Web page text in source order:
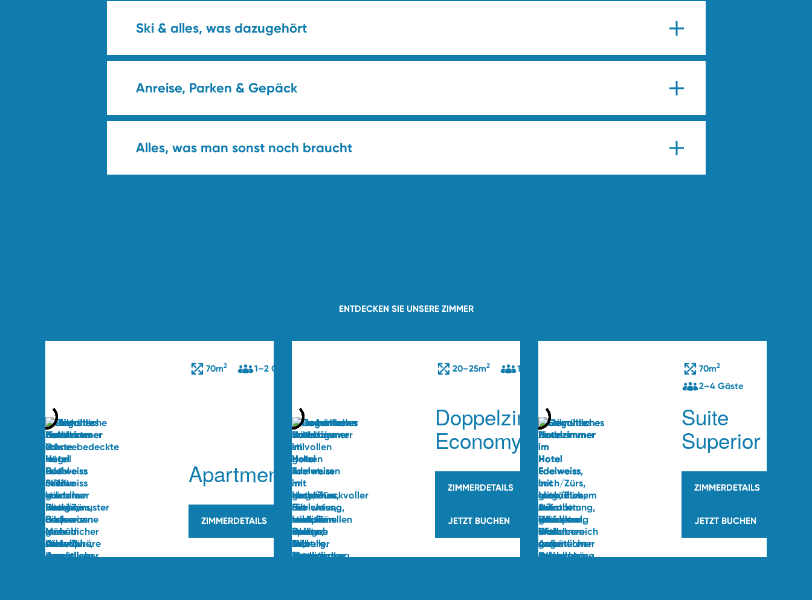
Ski & alles, was dazugehört
Anreise, Parken & Gepäck
Alles, was man sonst noch braucht
ENTDECKEN SIE UNSERE ZIMMER
70m2 1–2 Gäste
Apartment47
ZIMMERDETAILS
20–25m2 1–2 Gäste
Doppelzimmer
Economy
ZIMMERDETAILS
JETZT BUCHEN
70m2
2–4 Gäste
Suite
Superior
ZIMMERDETAILS
JETZT BUCHEN